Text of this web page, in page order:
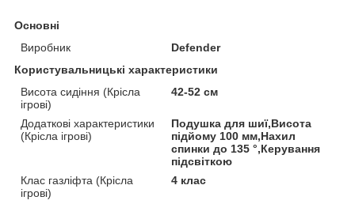
Основні
Виробник
Defender
Користувальницькі характеристики
Висота сидіння (Крісла
ігрові)
42-52 см
Додаткові характеристики
(Крісла ігрові)
Подушка для шиї,Висота
підйому 100 мм,Нахил
спинки до 135 °,Керування
підсвіткою
Клас газліфта (Крісла
ігрові)
4 клас